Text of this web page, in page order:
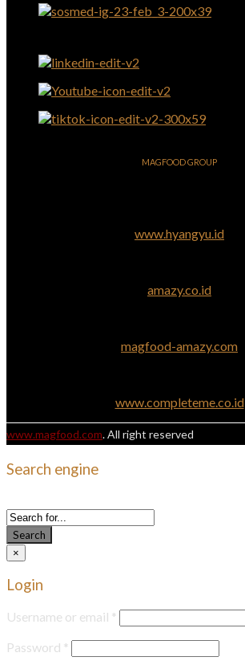
MAGFOOD GROUP
www.hyangyu.id
amazy.co.id
magfood-amazy.com
www.completeme.co.id
www.magfood.com. All right reserved
Search engine
Search
×
Login
Username or email *
Password *